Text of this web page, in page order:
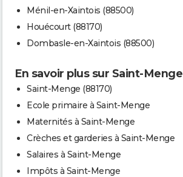
Ménil-en-Xaintois (88500)
Houécourt (88170)
Dombasle-en-Xaintois (88500)
En savoir plus sur Saint-Menge
Saint-Menge (88170)
Ecole primaire à Saint-Menge
Maternités à Saint-Menge
Crèches et garderies à Saint-Menge
Salaires à Saint-Menge
Impôts à Saint-Menge